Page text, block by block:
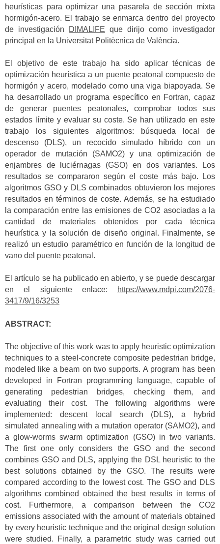
heurísticas para optimizar una pasarela de sección mixta
hormigón-acero. El trabajo se enmarca dentro del proyecto
de investigación
DIMALIFE que dirijo como investigador
principal en la Universitat Politècnica de València.
El objetivo de este trabajo ha sido aplicar técnicas de
optimización heurística a un puente peatonal compuesto de
hormigón y acero, modelado como una viga biapoyada. Se
ha desarrollado un programa específico en Fortran, capaz
de generar puentes peatonales, comprobar todos sus
estados límite y evaluar su coste. Se han utilizado en este
trabajo los siguientes algoritmos: búsqueda local de
descenso (DLS), un recocido simulado híbrido con un
operador de mutación (SAMO2) y una optimización de
enjambres de luciérnagas (GSO) en dos variantes. Los
resultados se compararon según el coste más bajo. Los
algoritmos GSO y DLS combinados obtuvieron los mejores
resultados en términos de coste. Además, se ha estudiado
la comparación entre las emisiones de CO2 asociadas a la
cantidad de materiales obtenidos por cada técnica
heurística y la solución de diseño original. Finalmente, se
realizó un estudio paramétrico en función de la longitud de
vano del puente peatonal.
El artículo se ha publicado en abierto, y se puede descargar
en el siguiente enlace:
https://www.mdpi.com/2076-
3417/9/16/3253
ABSTRACT:
The objective of this work was to apply heuristic optimization
techniques to a steel-concrete composite pedestrian bridge,
modeled like a beam on two supports. A program has been
developed in Fortran programming language, capable of
generating pedestrian bridges, checking them, and
evaluating their cost. The following algorithms were
implemented: descent local search (DLS), a hybrid
simulated annealing with a mutation operator (SAMO2), and
a glow-worms swarm optimization (GSO) in two variants.
The first one only considers the GSO and the second
combines GSO and DLS, applying the DSL heuristic to the
best solutions obtained by the GSO. The results were
compared according to the lowest cost. The GSO and DLS
algorithms combined obtained the best results in terms of
cost. Furthermore, a comparison between the CO2
emissions associated with the amount of materials obtained
by every heuristic technique and the original design solution
were studied. Finally, a parametric study was carried out